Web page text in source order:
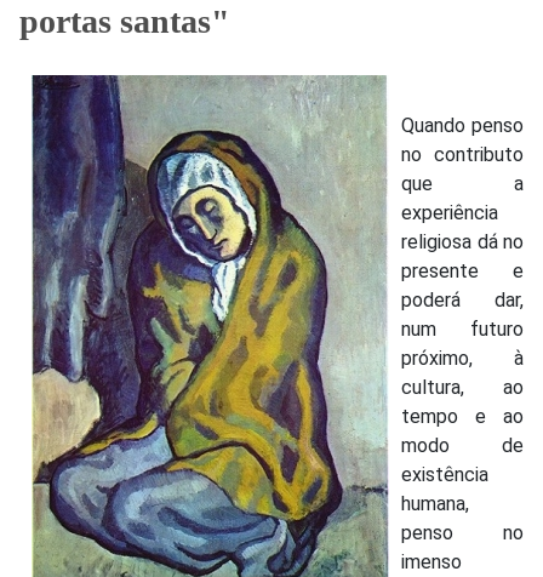
portas santas"
Quando penso
no contributo
que a
experiência
religiosa dá no
presente e
poderá dar,
num futuro
próximo, à
cultura, ao
tempo e ao
modo de
existência
humana,
penso no
imenso